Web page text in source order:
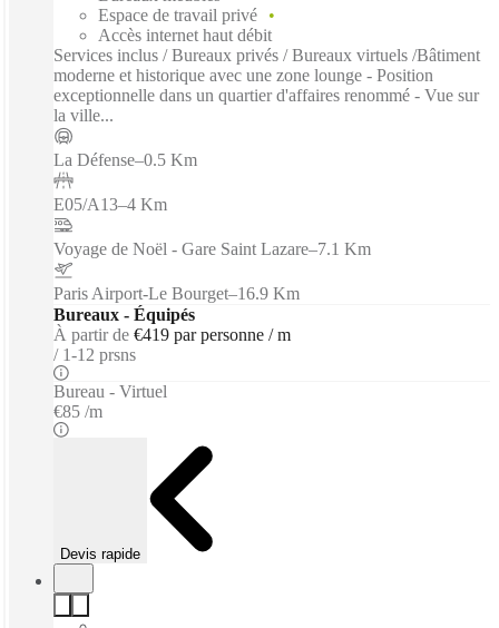
Espace de travail privé
Accès internet haut débit
Services inclus / Bureaux privés / Bureaux virtuels /Bâtiment
moderne et historique avec une zone lounge - Position
exceptionnelle dans un quartier d'affaires renommé - Vue sur
la ville...
La Défense–0.5 Km
E05/A13–4 Km
Voyage de Noël - Gare Saint Lazare–7.1 Km
Paris Airport-Le Bourget–16.9 Km
Bureaux - Équipés
À partir de €419 par personne / m
1-12 prsns
Bureau - Virtuel
€85 /m
Devis rapide